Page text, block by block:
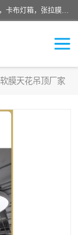
佛山朗鑫装饰工程有限公司主营软膜天花，软膜天花灯箱，卡布灯箱，张拉膜等产品，价格实惠，支持定制；公司专业装饰铺面，家居，会展特装，软膜等工程，技能精良人员，安装快、价格合理，质量保证、热诚与各方有识人士合作，欢迎新老客户来电咨询。
膜天花吊顶厂家